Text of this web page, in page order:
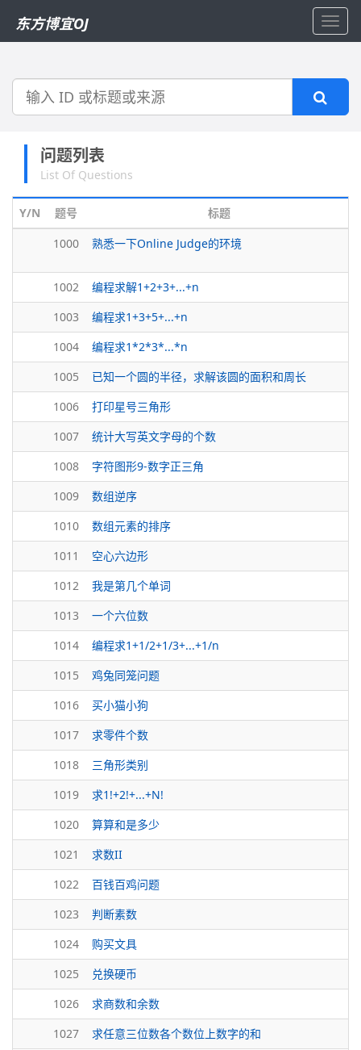
东方博宜OJ
搜
问题列表
List Of Questions
Y/N 题号
标题
1000
熟悉一下Online Judge的环境
1002
编程求解1+2+3+...+n
1003
编程求1+3+5+...+n
1004
编程求1*2*3*...*n
1005
已知一个圆的半径，求解该圆的面积和周长
1006
打印星号三角形
1007
统计大写英文字母的个数
1008
字符图形9-数字正三角
1009
数组逆序
1010
数组元素的排序
1011
空心六边形
1012
我是第几个单词
1013
一个六位数
1014
编程求1+1/2+1/3+...+1/n
1015
鸡兔同笼问题
1016
买小猫小狗
1017
求零件个数
1018
三角形类别
1019
求1!+2!+...+N!
1020
算算和是多少
1021
求数II
1022
百钱百鸡问题
1023
判断素数
1024
购买文具
1025
兑换硬币
1026
求商数和余数
1027
求任意三位数各个数位上数字的和